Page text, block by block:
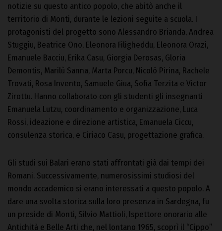
notizie su questo antico popolo, che abitò anche il
territorio di Monti, durante le lezioni seguite a scuola. I
protagonisti del progetto sono Alessandro Brianda, Andrea
Stuggiu, Beatrice Ono, Eleonora Filigheddu, Eleonora Orazi,
Emanuele Bacciu, Erika Casu, Giorgia Derosas, Gloria
Demontis, Marilù Sanna, Marta Porcu, Nicolò Pirina, Rachele
Trovati, Rosa Invento, Samuele Giua, Sofia Terzita e Victor
Zirottu. Hanno collaborato con gli studenti gli insegnanti
Emanuela Lutzu, coordinamento e organizzazione, Luca
Rossi, ideazione e direzione artistica, Emanuela Ciccu,
consulenza storica, e Ciriaco Casu, progettazione grafica.
Gli studi sui Balari erano stati affrontati già dai tempi dei
Romani. Successivamente, numerosissimi studiosi del
mondo accademico si erano interessati a questo popolo. A
dare una svolta storica sulla loro presenza in Sardegna, fu
un preside di Monti, Silvio Mattioli, Ispettore onorario alle
Antichità e Belle Arti che, nel lontano 1965, scoprì il “Cippo”